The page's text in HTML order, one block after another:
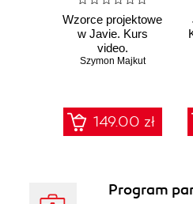
Wzorce projektowe
w Javie. Kurs
video.
Programowanie
Szymon Majkut
149.00 zł
Program